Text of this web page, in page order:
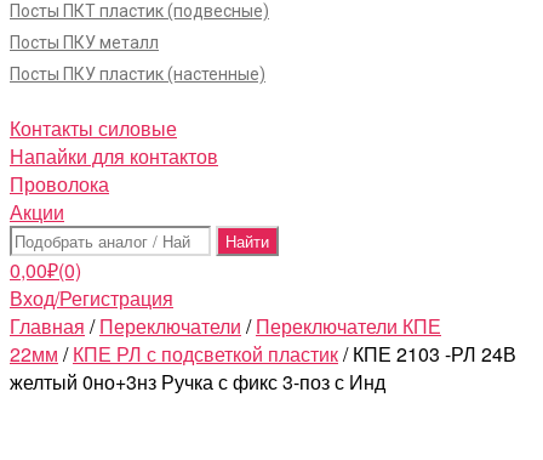
Посты ПКТ пластик (подвесные)
Посты ПКУ металл
Посты ПКУ пластик (настенные)
Контакты силовые
Напайки для контактов
Проволока
Акции
Поиск:
0,00₽(0)
Вход/Регистрация
Главная /Переключатели /Переключатели КПЕ
22мм /КПЕ РЛ с подсветкой пластик/ КПЕ 2103 -РЛ 24В
желтый 0но+3нз Ручка с фикс 3-поз с Инд